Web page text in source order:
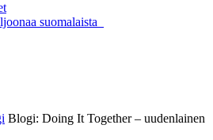
suomalaista
Blogi: Doing It Together – uudenlainen